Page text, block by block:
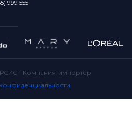
999 555
- Компания-импортер